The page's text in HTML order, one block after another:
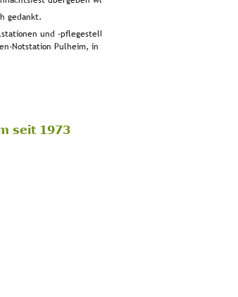
seit 1973
gedankt.
und -pflegestellen
Notstation Pulheim, in der